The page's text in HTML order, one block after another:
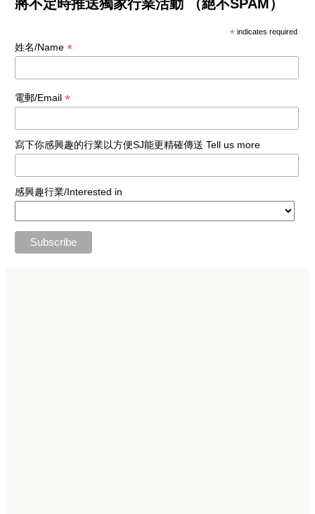
將不定時推送獨家行業活動 （絕不SPAM）
* indicates required
姓名/Name *
電郵/Email *
寫下你感興趣的行業以方便SJ能更精確傳送 Tell us more
感興趣行業/Interested in